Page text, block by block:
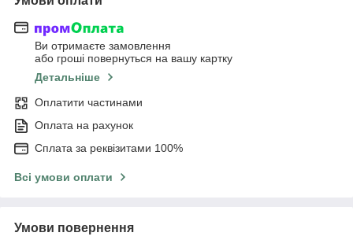
Ви отримаєте замовлення
або гроші повернуться на вашу картку
Детальніше
Оплатити частинами
Оплата на рахунок
Сплата за реквізитами 100%
Всі умови оплати
Умови повернення